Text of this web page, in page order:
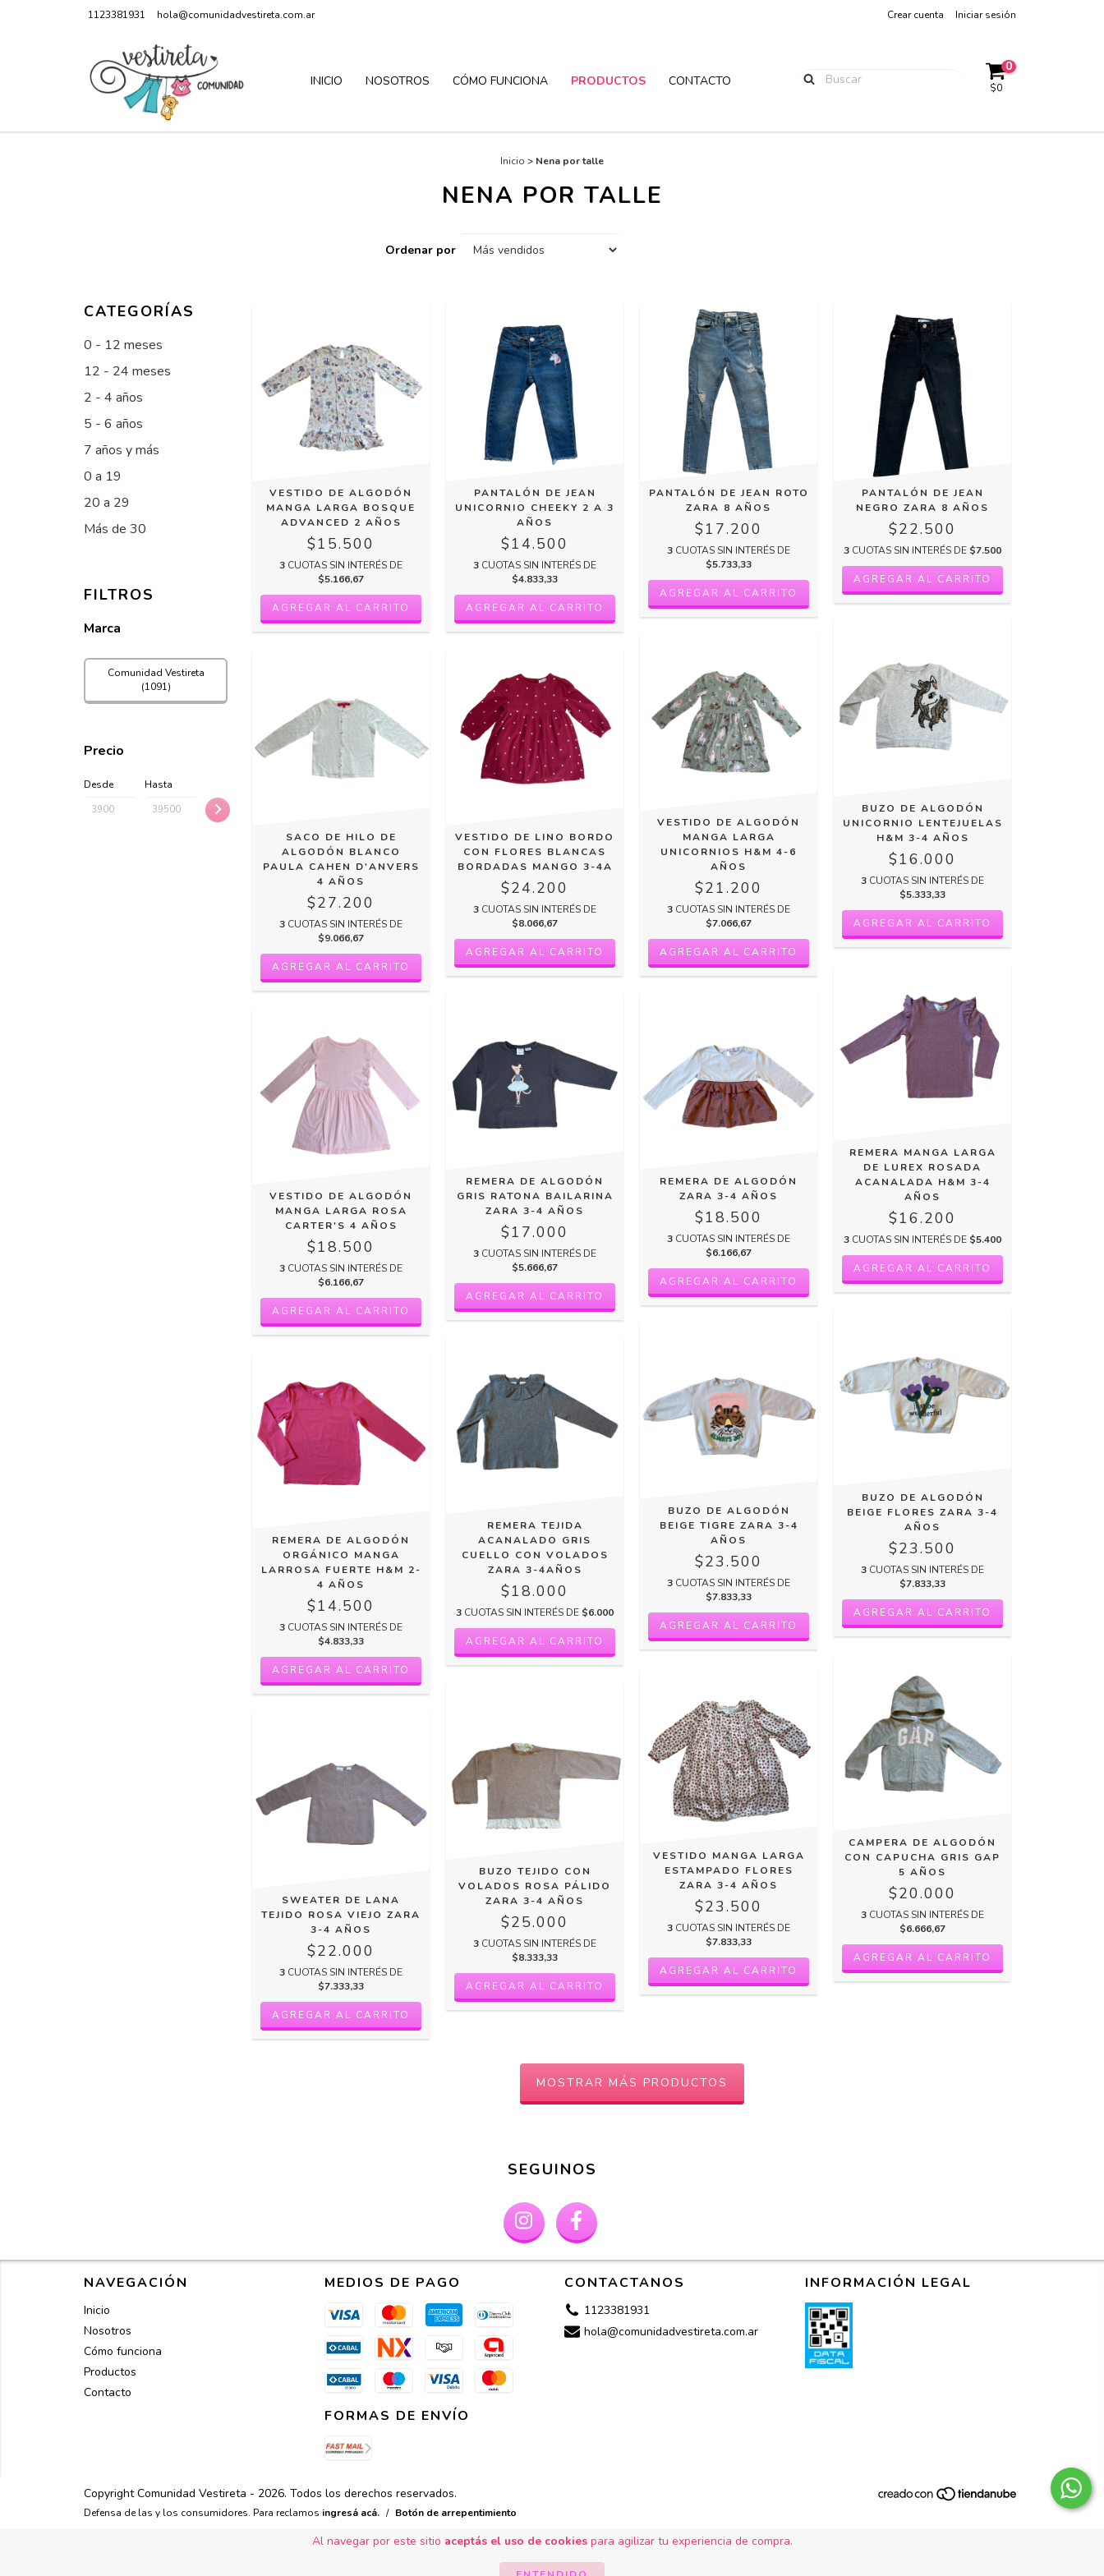
Al navegar por este sitio aceptás el uso de cookiespara agilizar tu experiencia de compra.
1123381931 hola@comunidadvestireta.com.ar Crear cuenta Iniciar sesión
INICIO NOSOTROS CÓMO FUNCIONA PRODUCTOS CONTACTO
0
$0
Inicio > Nena por talle
NENA POR TALLE
Ordenar por
CATEGORÍAS
0 - 12 meses
12 - 24 meses
2 - 4 años
5 - 6 años
7 años y más
0 a 19
20 a 29
Más de 30
FILTROS
Marca
Comunidad Vestireta
(1091)
Precio
Desde Hasta
VESTIDO DE ALGODÓN
MANGA LARGA BOSQUE
ADVANCED 2 AÑOS
$15.500
3 CUOTAS SIN INTERÉS DE
$5.166,67
PANTALÓN DE JEAN
UNICORNIO CHEEKY 2 A 3
AÑOS
$14.500
3 CUOTAS SIN INTERÉS DE
$4.833,33
PANTALÓN DE JEAN ROTO
ZARA 8 AÑOS
$17.200
3 CUOTAS SIN INTERÉS DE
$5.733,33
PANTALÓN DE JEAN
NEGRO ZARA 8 AÑOS
$22.500
3 CUOTAS SIN INTERÉS DE $7.500
SACO DE HILO DE
ALGODÓN BLANCO
PAULA CAHEN D'ANVERS
4 AÑOS
$27.200
3 CUOTAS SIN INTERÉS DE
$9.066,67
VESTIDO DE LINO BORDO
CON FLORES BLANCAS
BORDADAS MANGO 3-4A
$24.200
3 CUOTAS SIN INTERÉS DE
$8.066,67
VESTIDO DE ALGODÓN
MANGA LARGA
UNICORNIOS H&M 4-6
AÑOS
$21.200
3 CUOTAS SIN INTERÉS DE
$7.066,67
BUZO DE ALGODÓN
UNICORNIO LENTEJUELAS
H&M 3-4 AÑOS
$16.000
3 CUOTAS SIN INTERÉS DE
$5.333,33
VESTIDO DE ALGODÓN
MANGA LARGA ROSA
CARTER'S 4 AÑOS
$18.500
3 CUOTAS SIN INTERÉS DE
$6.166,67
REMERA DE ALGODÓN
GRIS RATONA BAILARINA
ZARA 3-4 AÑOS
$17.000
3 CUOTAS SIN INTERÉS DE
$5.666,67
REMERA DE ALGODÓN
ZARA 3-4 AÑOS
$18.500
3 CUOTAS SIN INTERÉS DE
$6.166,67
REMERA MANGA LARGA
DE LUREX ROSADA
ACANALADA H&M 3-4
AÑOS
$16.200
3 CUOTAS SIN INTERÉS DE $5.400
REMERA DE ALGODÓN
ORGÁNICO MANGA
LARROSA FUERTE H&M 2-
4 AÑOS
$14.500
3 CUOTAS SIN INTERÉS DE
$4.833,33
REMERA TEJIDA
ACANALADO GRIS
CUELLO CON VOLADOS
ZARA 3-4AÑOS
$18.000
3 CUOTAS SIN INTERÉS DE $6.000
BUZO DE ALGODÓN
BEIGE TIGRE ZARA 3-4
AÑOS
$23.500
3 CUOTAS SIN INTERÉS DE
$7.833,33
BUZO DE ALGODÓN
BEIGE FLORES ZARA 3-4
AÑOS
$23.500
3 CUOTAS SIN INTERÉS DE
$7.833,33
SWEATER DE LANA
TEJIDO ROSA VIEJO ZARA
3-4 AÑOS
$22.000
3 CUOTAS SIN INTERÉS DE
$7.333,33
BUZO TEJIDO CON
VOLADOS ROSA PÁLIDO
ZARA 3-4 AÑOS
$25.000
3 CUOTAS SIN INTERÉS DE
$8.333,33
VESTIDO MANGA LARGA
ESTAMPADO FLORES
ZARA 3-4 AÑOS
$23.500
3 CUOTAS SIN INTERÉS DE
$7.833,33
CAMPERA DE ALGODÓN
CON CAPUCHA GRIS GAP
5 AÑOS
$20.000
3 CUOTAS SIN INTERÉS DE
$6.666,67
MOSTRAR MÁS PRODUCTOS
SEGUINOS
NAVEGACIÓN
Inicio
Nosotros
Cómo funciona
Productos
Contacto
MEDIOS DE PAGO
FORMAS DE ENVÍO
CONTACTANOS
1123381931
hola@comunidadvestireta.com.ar
INFORMACIÓN LEGAL
Copyright Comunidad Vestireta - 2026. Todos los derechos reservados.
Defensa de las y los consumidores. Para reclamos ingresá acá. / Botón de arrepentimiento